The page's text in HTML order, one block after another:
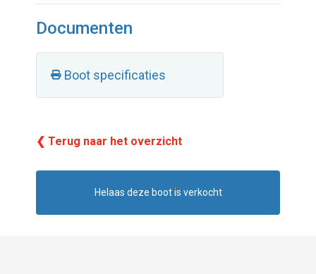
Documenten
Boot specificaties
❮ Terug naar het overzicht
Helaas deze boot is verkocht